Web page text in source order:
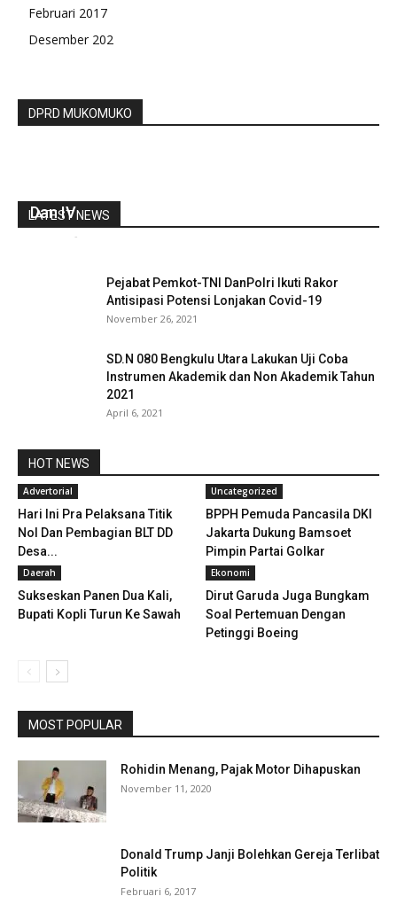
Februari 2017
Desember 202
DPRD MUKOMUKO
LATEST NEWS
Dan IV
-
Pejabat Pemkot-TNI DanPolri Ikuti Rakor
Antisipasi Potensi Lonjakan Covid-19
November 26, 2021
SD.N 080 Bengkulu Utara Lakukan Uji Coba
Instrumen Akademik dan Non Akademik Tahun
2021
April 6, 2021
HOT NEWS
Advertorial
Hari Ini Pra Pelaksana Titik
Nol Dan Pembagian BLT DD
Desa...
Uncategorized
BPPH Pemuda Pancasila DKI
Jakarta Dukung Bamsoet
Pimpin Partai Golkar
Daerah
Sukseskan Panen Dua Kali,
Bupati Kopli Turun Ke Sawah
Ekonomi
Dirut Garuda Juga Bungkam
Soal Pertemuan Dengan
Petinggi Boeing
MOST POPULAR
Rohidin Menang, Pajak Motor Dihapuskan
November 11, 2020
Donald Trump Janji Bolehkan Gereja Terlibat
Politik
Februari 6, 2017